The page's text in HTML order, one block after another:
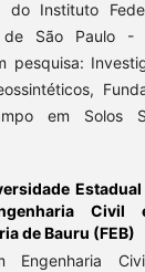
do Instituto
de São Paulo -
pesquisa:
em Solos
Civil
de Bauru (FEB)
Engenharia